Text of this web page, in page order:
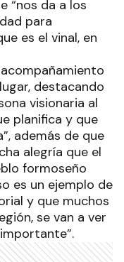
“nos da a los
para
es el vinal, en
destacando
visionaria al
planifica y que
además de que
alegría que el
formoseño
es un ejemplo de
y que muchos
se van a ver